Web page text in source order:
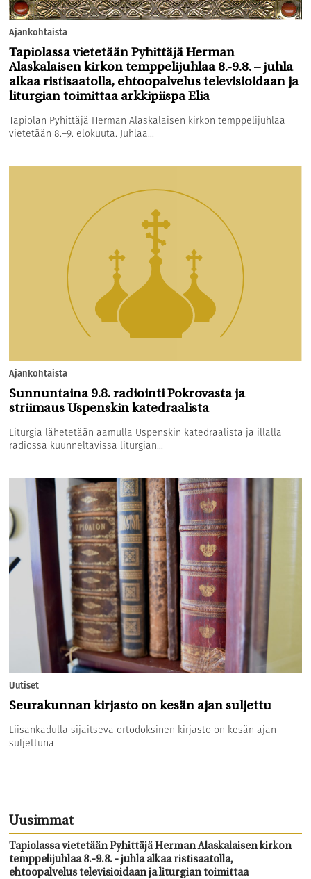
Ajankohtaista
Tapiolassa vietetään Pyhittäjä Herman
Alaskalaisen kirkon temppelijuhlaa 8.-9.8. – juhla
alkaa ristisaatolla, ehtoopalvelus televisioidaan ja
liturgian toimittaa arkkipiispa Elia
Tapiolan Pyhittäjä Herman Alaskalaisen kirkon temppelijuhlaa
vietetään 8.–9. elokuuta. Juhlaa...
Ajankohtaista
Sunnuntaina 9.8. radiointi Pokrovasta ja
striimaus Uspenskin katedraalista
Liturgia lähetetään aamulla Uspenskin katedraalista ja illalla
radiossa kuunneltavissa liturgian...
Uutiset
Seurakunnan kirjasto on kesän ajan suljettu
Liisankadulla sijaitseva ortodoksinen kirjasto on kesän ajan
suljettuna
Uusimmat
Tapiolassa vietetään Pyhittäjä Herman Alaskalaisen kirkon
temppelijuhlaa 8.-9.8. - juhla alkaa ristisaatolla,
ehtoopalvelus televisioidaan ja liturgian toimittaa